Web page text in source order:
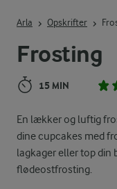
Frosting
15 MIN
En lækker og luftig
dine cupcakes med
lagkager eller top din
flødeostfrosting.
Arla Opskrifter